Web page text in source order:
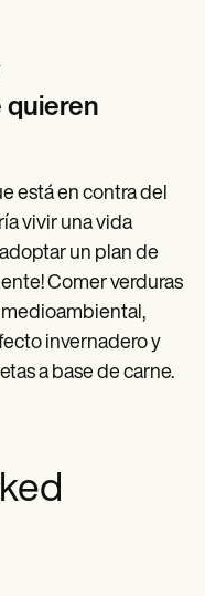
quieren
está en contra del
vivir una vida
un plan de
Comer verduras
invernadero y
a base de carne.